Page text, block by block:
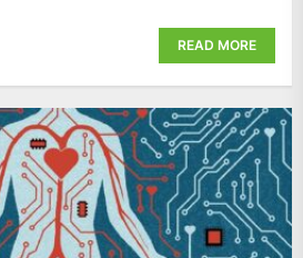
READ MORE